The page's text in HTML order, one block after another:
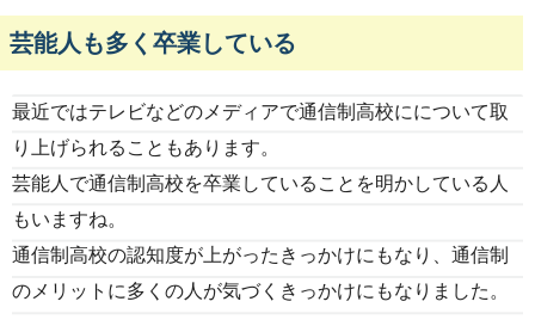
芸能人も多く卒業している
最近ではテレビなどのメディアで通信制高校にについて取
り上げられることもあります。
芸能人で通信制高校を卒業していることを明かしている人
もいますね。
通信制高校の認知度が上がったきっかけにもなり、通信制
のメリットに多くの人が気づくきっかけにもなりました。